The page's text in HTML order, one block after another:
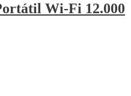
Wi-Fi 12.000